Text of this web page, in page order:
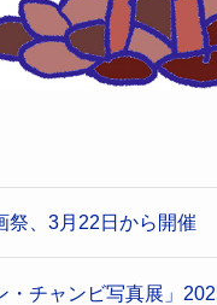
祭、3月22日から開催
・チャンビ写真展」